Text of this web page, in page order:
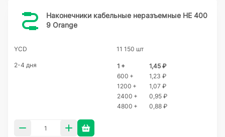
Наконечники кабельные неразъемные HE 400
9 Orange
YCD 11 150 шт
2-4 дня 1 +
1,45 ₽
600 +
1,23 ₽
1200 +
1,07 ₽
2400 +
0,95 ₽
4800 +
0,88 ₽